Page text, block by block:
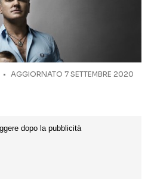
AGGIORNATO 7 SETTEMBRE 2020